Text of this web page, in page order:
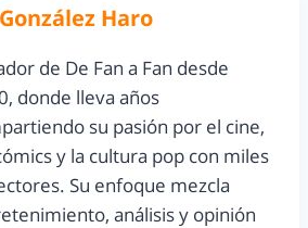
González Haro
de De Fan a Fan desde
donde lleva años
su pasión por el cine,
y la cultura pop con miles
Su enfoque mezcla
análisis y opinión